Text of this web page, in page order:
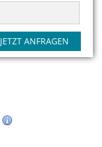
JETZT ANFRAGEN